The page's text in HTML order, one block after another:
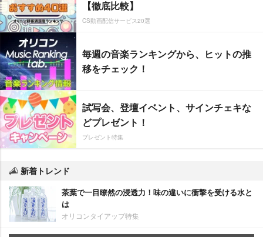
【徹底比較】
CS動画配信サービス20選
毎週の音楽ランキングから、ヒットの推
移をチェック！
試写会、登壇イベント、サインチェキな
どプレゼント！
プレゼント特集
新着トレンド
茶葉で一目瞭然の浸透力！味の違いに衝撃を受ける水と
は
オリコンタイアップ特集